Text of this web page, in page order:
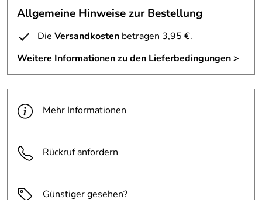
IXS Allwetterjacke Alicante in neuer 5/8 Länge -
wasserdicht durch soltotex Membrane -Komfortkragen -
weitenverstellbar - Protektoren an Schulter und Ellbogen
-Tecno Foam Rückenpolster -austrennbares Thermofutter
-3M Leuchtbiese -reulierbarer Taillengurt -Brust und
2 wasserdicht) -3 Innentaschen -
Material:
Oxlan: 100% Polyester
Allgemeine Hinweise zur Bestellung
Die Versandkosten betragen 3,95 €.
Weitere Informationen zu den Lieferbedingungen >
Mehr Informationen
Rückruf anfordern
Günstiger gesehen?